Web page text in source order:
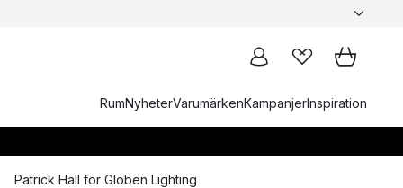
RumNyheterVarumärkenKampanjerInspiration
Patrick Hall för Globen Lighting